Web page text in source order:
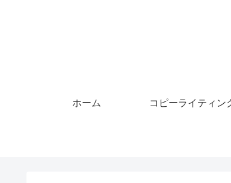
ホーム コピーライティン